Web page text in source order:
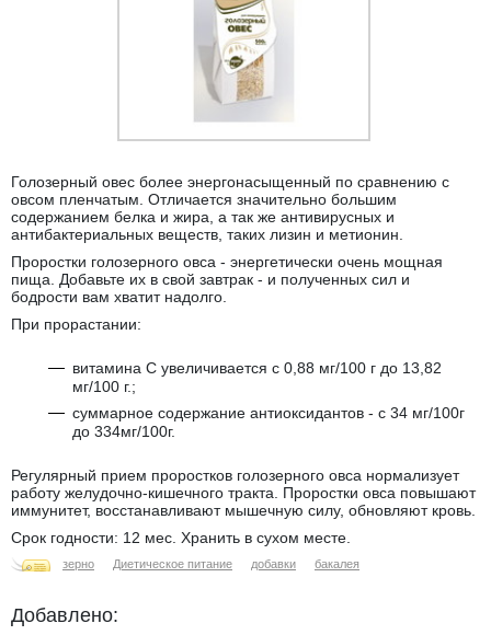
Голозерный овес более энергонасыщенный по сравнению с
овсом пленчатым. Отличается значительно большим
содержанием белка и жира, а так же антивирусных и
антибактериальных веществ, таких лизин и метионин.
Проростки голозерного овса - энергетически очень мощная
пища. Добавьте их в свой завтрак - и полученных сил и
бодрости вам хватит надолго.
При прорастании:
витамина С увеличивается с 0,88 мг/100 г до 13,82
мг/100 г.;
суммарное содержание антиоксидантов - с 34 мг/100г
до 334мг/100г.
Регулярный прием проростков голозерного овса нормализует
работу желудочно-кишечного тракта. Проростки овса повышают
иммунитет, восстанавливают мышечную силу, обновляют кровь.
Срок годности: 12 мес. Хранить в сухом месте.
зерно Диетическое питание добавки бакалея
Добавлено: